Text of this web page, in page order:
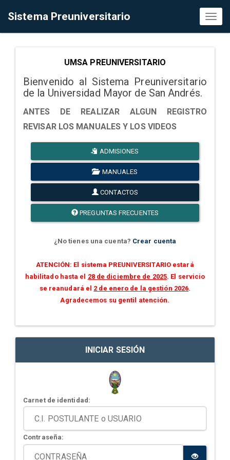
Sistema Preuniversitario
UMSA PREUNIVERSITARIO
Bienvenido al Sistema Preuniversitario
de la Universidad Mayor de San Andrés.
ANTES DE REALIZAR ALGUN REGISTRO
REVISAR LOS MANUALES Y LOS VIDEOS
ADMISIONES
MANUALES
CONTACTOS
PREGUNTAS FRECUENTES
¿No tienes una cuenta? Crear cuenta
ATENCIÓN: El sistema PREUNIVERSITARIO estará
habilitado hasta el 28 de diciembre de 2025. El servicio
se reanudará el 2 de enero de la gestión 2026.
Agradecemos su gentil atención.
INICIAR SESIÓN
Carnet de identidad:
Contraseña: